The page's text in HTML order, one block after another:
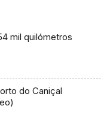
mil quilómetros
do Caniçal